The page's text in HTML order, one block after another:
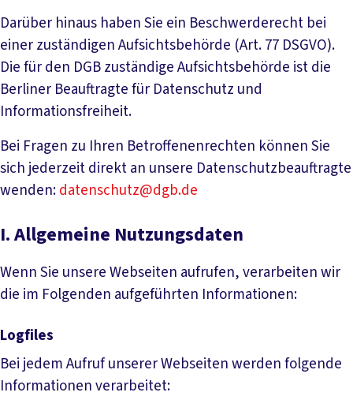
Darüber hinaus haben Sie ein Beschwerderecht bei
einer zuständigen Aufsichtsbehörde (Art. 77 DSGVO).
Die für den DGB zuständige Aufsichtsbehörde ist die
Berliner Beauftragte für Datenschutz und
Informationsfreiheit.
Bei Fragen zu Ihren Betroffenenrechten können Sie
sich jederzeit direkt an unsere Datenschutzbeauftragte
wenden:datenschutz@dgb.de
I. Allgemeine Nutzungsdaten
Wenn Sie unsere Webseiten aufrufen, verarbeiten wir
die im Folgenden aufgeführten Informationen:
Logfiles
Bei jedem Aufruf unserer Webseiten werden folgende
Informationen verarbeitet: